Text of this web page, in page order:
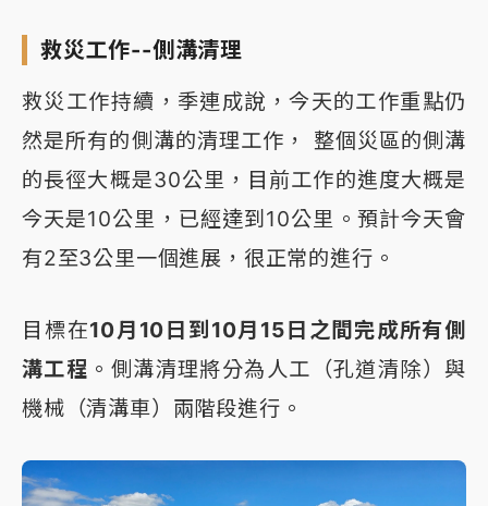
救災工作--側溝清理
救災工作持續，季連成說，今天的工作重點仍
然是所有的側溝的清理工作， 整個災區的側溝
的長徑大概是30公里，目前工作的進度大概是
今天是10公里，已經達到10公里。預計今天會
有2至3公里一個進展，很正常的進行。
目標在10月10日到10月15日之間完成所有側
溝工程 。側溝清理將分為人工（孔道清除）與
機械（清溝車）兩階段進行。